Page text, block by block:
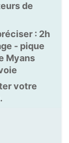
de
: 2h
- pique
Myans
votre